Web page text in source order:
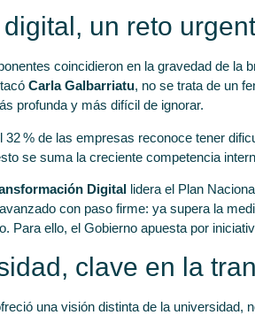
un reto
coincidieron en la gravedad de
Carla Galbarriatu, no se trata de un
profunda y más difícil de ignorar.
32 % de las empresas reconoce tener
se suma la creciente competencia
Digital lidera el Plan
con paso firme: ya supera la
Para ello, el Gobierno apuesta por
clave en la
una visión distinta de la universidad,